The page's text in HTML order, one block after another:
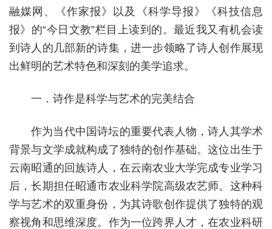
融媒网、《作家报》以及《科学导报》《科技信息
报》的“今日文教”栏目上读到的。最近我又有机会读
到诗人的几部新的诗集，进一步领略了诗人创作展现
出鲜明的艺术特色和深刻的美学追求。
一．诗作是科学与艺术的完美结合
作为当代中国诗坛的重要代表人物，诗人其学术
背景与文学成就构成了独特的创作基础。这位出生于
云南昭通的回族诗人，在云南农业大学完成专业学习
后，长期担任昭通市农业科学院高级农艺师。这种科
学与艺术的双重身份，为其诗歌创作提供了独特的观
察视角和思维深度。作为一位跨界人才，在农业科研